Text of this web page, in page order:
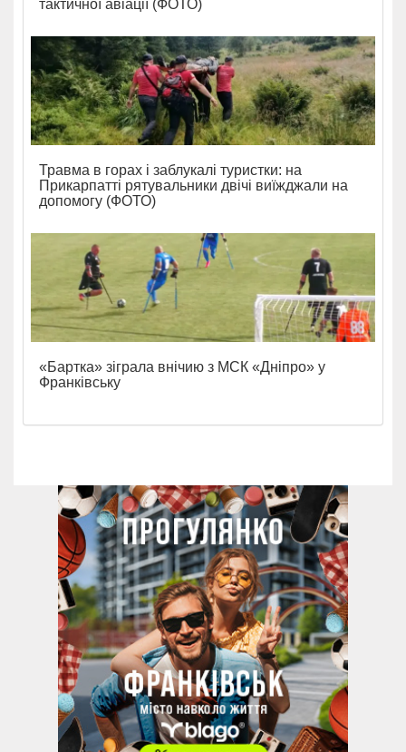
тактичної авіації (ФОТО)
Травма в горах і заблукалі туристки: на
Прикарпатті рятувальники двічі виїжджали на
допомогу (ФОТО)
«Бартка» зіграла внічию з МСК «Дніпро» у
Франківську